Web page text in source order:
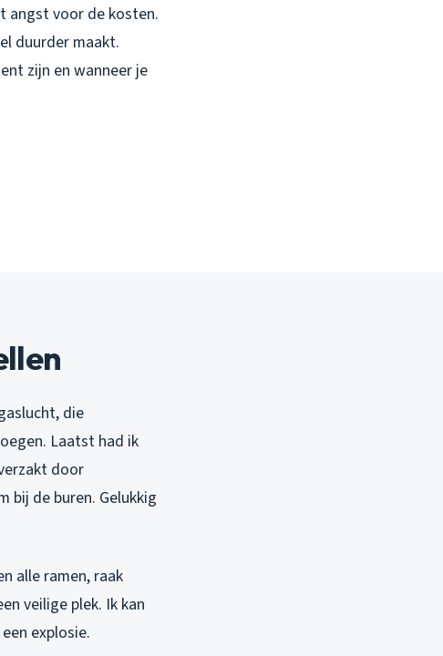
angst voor de kosten.
duurder maakt.
zijn en wanneer je
die
Laatst had ik
door
bij de buren. Gelukkig
alle ramen, raak
veilige plek. Ik kan
explosie.